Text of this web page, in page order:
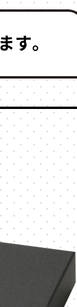
丁番型
家型
カゴ型
身箱のみ
スリーブ
フォトフレーム
Vカット
スライド式
変形箱
ハート形
家型
かご型
ピロー型